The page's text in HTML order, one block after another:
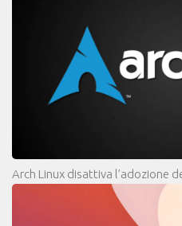
Arch Linux disattiva l’adozione